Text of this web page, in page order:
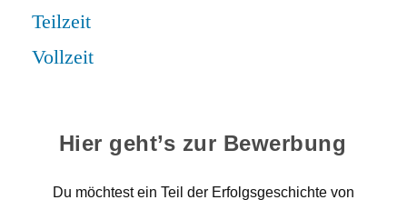
Teilzeit
Vollzeit
Hier geht’s zur Bewerbung
Du möchtest ein Teil der Erfolgsgeschichte von